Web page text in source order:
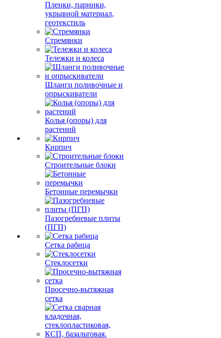
Пленки, парники,
укрывной материал,
геотекстиль
Стремянки
Тележки и колеса
Шланги поливочные и
опрыскиватели
Колья (опоры) для
растений
Кирпич
Строительные блоки
Бетонные перемычки
Пазогребневые плиты
(ПГП)
Сетка рабица
Стеклосетки
Просечно-вытяжная
сетка